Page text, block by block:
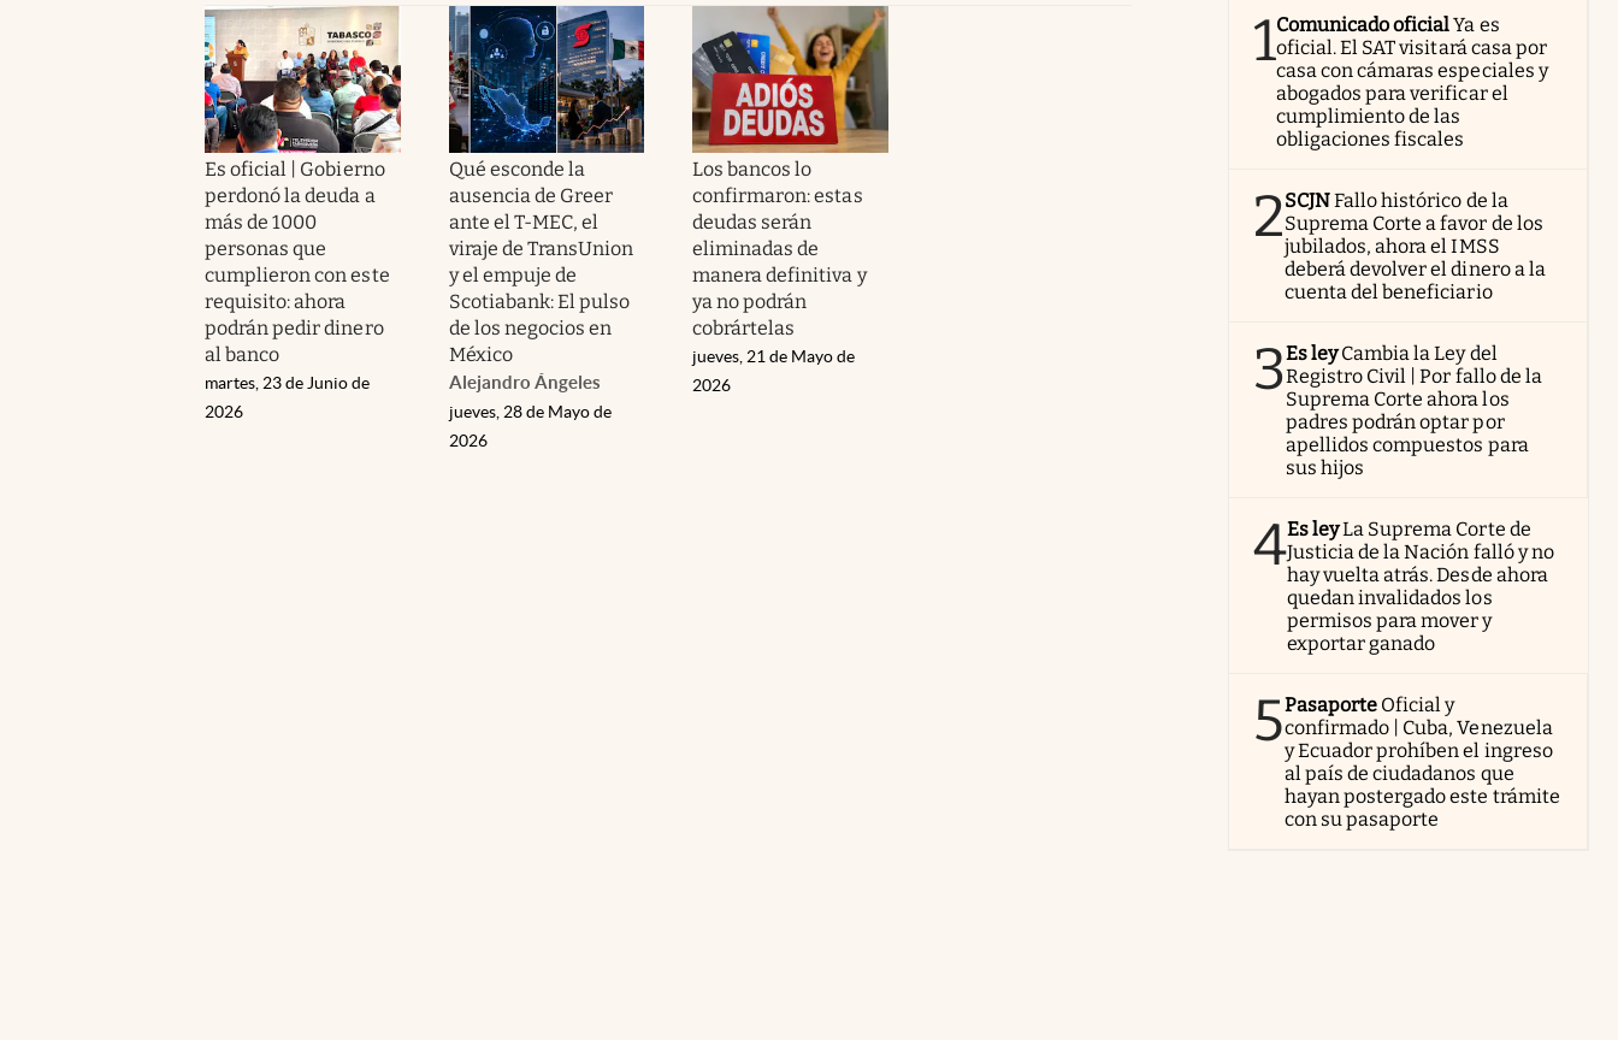
Es oficial | Gobierno
perdonó la deuda a
más de 1000
personas que
cumplieron con este
requisito: ahora
podrán pedir dinero
al banco
martes, 23 de Junio de
2026
Qué esconde la
ausencia de Greer
ante el T-MEC, el
viraje de TransUnion
y el empuje de
Scotiabank: El pulso
de los negocios en
México
Alejandro Ángeles
jueves, 28 de Mayo de
2026
Los bancos lo
confirmaron: estas
deudas serán
eliminadas de
manera definitiva y
ya no podrán
cobrártelas
jueves, 21 de Mayo de
2026
1Comunicado oficialYa es
oficial. El SAT visitará casa por
casa con cámaras especiales y
abogados para verificar el
cumplimiento de las
obligaciones fiscales
2SCJNFallo histórico de la
Suprema Corte a favor de los
jubilados, ahora el IMSS
deberá devolver el dinero a la
cuenta del beneficiario
3Es ley Cambia la Ley del
Registro Civil | Por fallo de la
Suprema Corte ahora los
padres podrán optar por
apellidos compuestos para
sus hijos
4Es leyLa Suprema Corte de
Justicia de la Nación falló y no
hay vuelta atrás. Desde ahora
quedan invalidados los
permisos para mover y
exportar ganado
5Pasaporte Oficial y
confirmado | Cuba, Venezuela
y Ecuador prohíben el ingreso
al país de ciudadanos que
hayan postergado este trámite
con su pasaporte